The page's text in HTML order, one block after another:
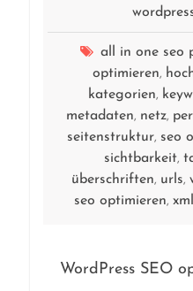
all in one seo
optimieren,
kategorien,
metadaten, netz,
seitenstruktur, seo
sichtbarkeit,
überschriften, urls,
seo optimieren,
WordPress SEO